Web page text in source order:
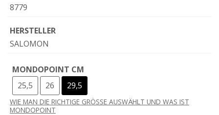
8779
HERSTELLER
SALOMON
MONDOPOINT CM
25,5
26 29,5
WIE MAN DIE RICHTIGE GRÖSSE AUSWÄHLT UND WAS IST
MONDOPOINT